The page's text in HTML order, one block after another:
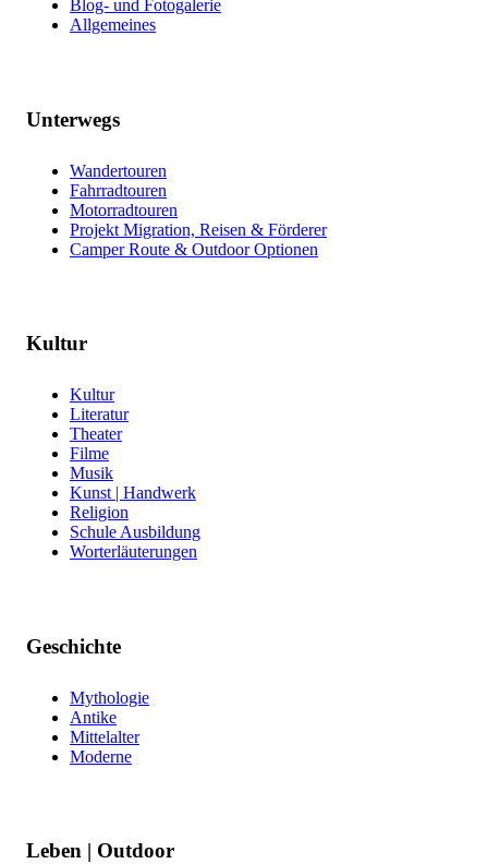
Blog- und Fotogalerie
Allgemeines
Unterwegs
Wandertouren
Fahrradtouren
Motorradtouren
Projekt Migration, Reisen & Förderer
Camper Route & Outdoor Optionen
Kultur
Kultur
Literatur
Theater
Filme
Musik
Kunst | Handwerk
Religion
Schule Ausbildung
Worterläuterungen
Geschichte
Mythologie
Antike
Mittelalter
Moderne
Leben | Outdoor